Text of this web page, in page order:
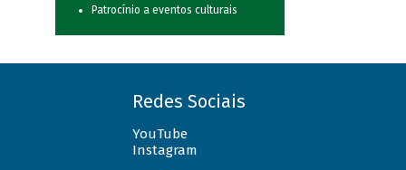
Patrocínio a eventos culturais
Redes Sociais
YouTube
Instagram